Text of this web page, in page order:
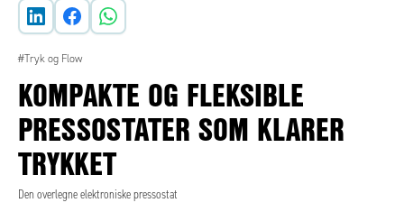
#Tryk og Flow
KOMPAKTE OG FLEKSIBLE
PRESSOSTATER SOM KLARER
TRYKKET
Den overlegne elektroniske pressostat